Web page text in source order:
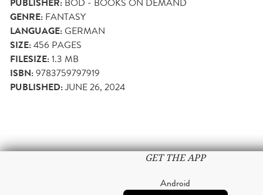
PUBLISHER:
GENRE: FANTASY
LANGUAGE:GERMAN
SIZE:456 PAGES
FILESIZE:1.3 MB
ISBN:9783759797919
PUBLISHED:JUNE 26, 2024
GET THE APP
Android